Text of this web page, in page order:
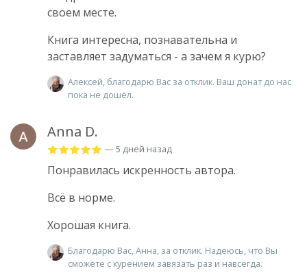
своем месте.
Книга интересна, познавательна и
заставляет задуматься - а зачем я курю?
Алексей, благодарю Вас за отклик. Ваш донат до нас
пока не дошёл.
Anna D.
— 5 дней назад
Понравилась искренность автора.
Всё в норме.
Хорошая книга.
Благодарю Вас, Анна, за отклик. Надеюсь, что Вы
сможете с курением завязать раз и навсегда.